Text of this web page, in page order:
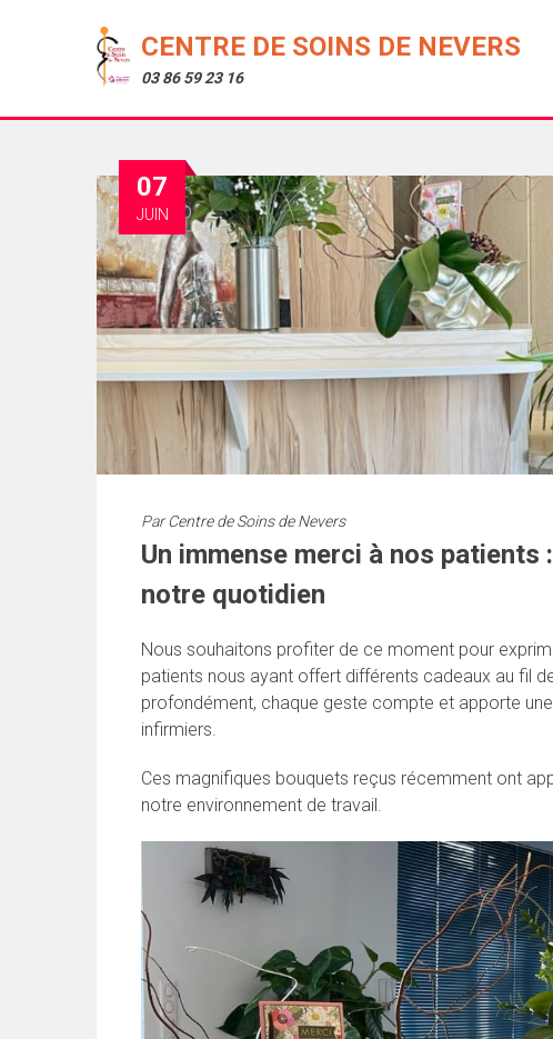
CENTRE DE SOINS DE NEVERS
03 86 59 23 16
07
JUIN
ParCentre de Soins de Nevers
Un immense merci à nos patients
notre quotidien
Nous souhaitons profiter de ce moment pour
patients nous ayant offert différents cadeaux au fil
profondément, chaque geste compte et apporte
infirmiers.
Ces magnifiques bouquets reçus récemment ont
notre environnement de travail.